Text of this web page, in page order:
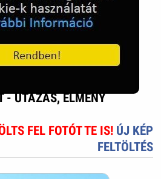
Nov. 01.
- UTAZÁS, ÉLMÉNY
FEL FOTÓT TE IS! ÚJ KÉP
FELTÖLTÉS